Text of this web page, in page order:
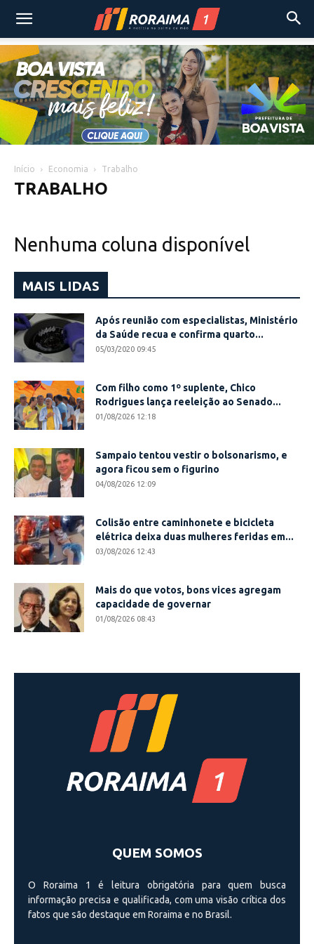
Início Economia Trabalho
TRABALHO
Nenhuma coluna disponível
MAIS LIDAS
Após reunião com especialistas, Ministério
da Saúde recua e confirma quarto...
05/03/2020 09:45
Com filho como 1º suplente, Chico
Rodrigues lança reeleição ao Senado...
01/08/2026 12:18
Sampaio tentou vestir o bolsonarismo, e
agora ficou sem o figurino
04/08/2026 12:09
Colisão entre caminhonete e bicicleta
elétrica deixa duas mulheres feridas em...
03/08/2026 12:43
Mais do que votos, bons vices agregam
capacidade de governar
01/08/2026 08:43
QUEM SOMOS
O Roraima 1 é leitura obrigatória para quem busca
informação precisa e qualificada, com uma visão crí­tica dos
fatos que são destaque em Roraima e no Brasil.